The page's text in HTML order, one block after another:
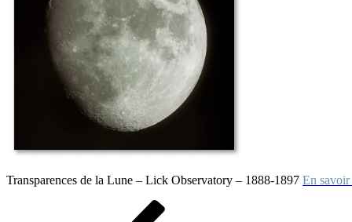
Transparences de la Lune – Lick Observatory – 1888-1897 En savoir